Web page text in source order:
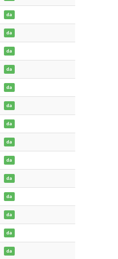
da
da
da
da
da
da
da
da
da
da
da
da
da
da